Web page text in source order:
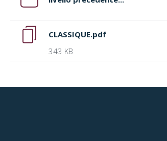
CLASSIQUE.pdf
343 KB